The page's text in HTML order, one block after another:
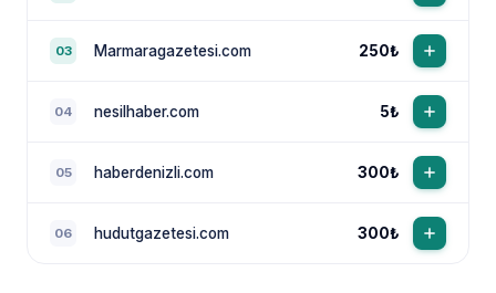
03 Marmaragazetesi.com 250₺
04 nesilhaber.com 5₺
05 haberdenizli.com 300₺
06 hudutgazetesi.com 300₺